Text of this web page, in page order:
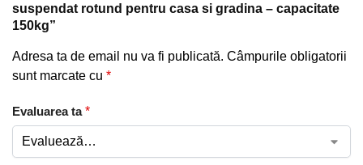
suspendat rotund pentru casa si gradina – capacitate
150kg”
Adresa ta de email nu va fi publicată. Câmpurile obligatorii
sunt marcate cu *
Evaluarea ta*